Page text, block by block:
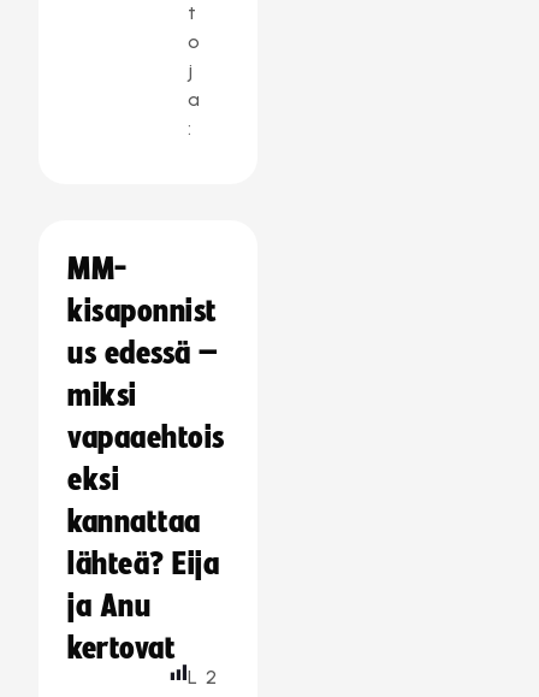
t
o
j
a
:
MM-
kisaponnist
us edessä –
miksi
vapaaehtois
eksi
kannattaa
lähteä? Eija
ja Anu
kertovat
L 2